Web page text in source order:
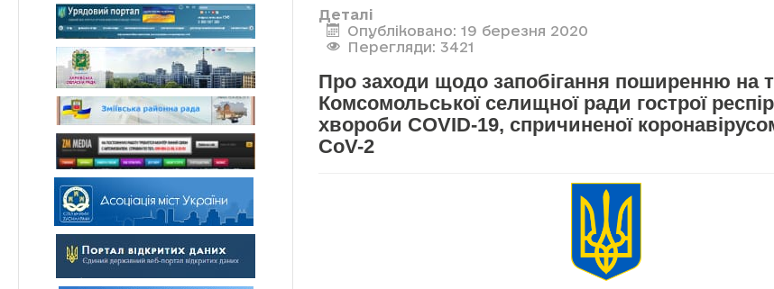
Деталі
Опубліковано: 19 березня 2020
Перегляди: 3421
Про заходи щодо запобігання поширенню на
Комсомольської селищної ради гострої
хвороби COVID-19, спричиненої
CoV-2